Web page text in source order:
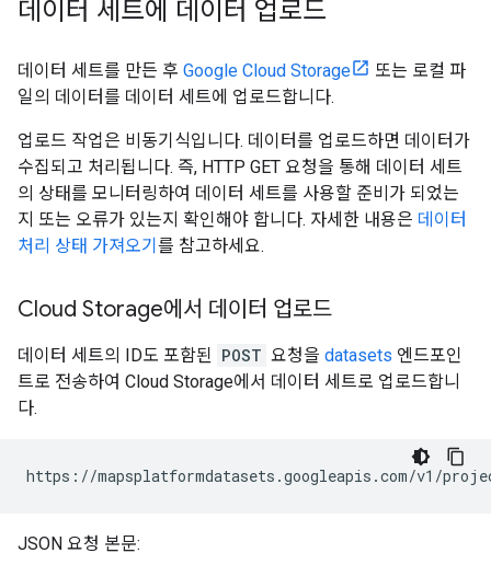
데이터 세트에 데이터 업로드
데이터 세트를 만든 후 Google Cloud Storage
또는 로컬 파
일의 데이터를 데이터 세트에 업로드합니다.
업로드 작업은 비동기식입니다. 데이터를 업로드하면 데이터가
수집되고 처리됩니다. 즉, HTTP GET 요청을 통해 데이터 세트
의 상태를 모니터링하여 데이터 세트를 사용할 준비가 되었는
지 또는 오류가 있는지 확인해야 합니다. 자세한 내용은 데이터
처리 상태 가져오기 를 참고하세요.
Cloud Storage에서 데이터 업로드
데이터 세트의 ID도 포함된 POST 요청을 datasets 엔드포인
트로 전송하여 Cloud Storage에서 데이터 세트로 업로드합니
다.
https://mapsplatformdatasets.googleapis.com/v1/
JSON 요청 본문: